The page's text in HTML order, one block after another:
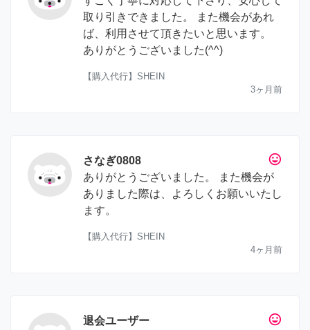
取り引きできました。 また機会があれ
ば、利用させて頂きたいと思います。
ありがとうございました(^^)
【購入代行】SHEIN
3ヶ月前
tag_faces
さなぎ0808
ありがとうございました。 また機会が
ありました際は、よろしくお願いいたし
ます。
【購入代行】SHEIN
4ヶ月前
tag_faces
退会ユーザー